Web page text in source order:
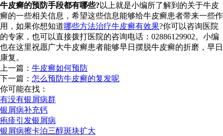
牛皮癣的预防手段都有哪些? 以上就是小编所了解到的关于牛皮
癣的一些相关信息，希望这些信息能够给牛皮癣患者带来一些作
用，如果你想知道哪些方法治疗牛皮癣有效果?你可以咨询医院
的专家，也可以直接拨打医院的咨询电话：02886129902。小编
也在这里祝愿广大牛皮癣患者能够早日摆脱牛皮癣的折磨，早日
康复。
上一篇： 牛皮癣如何预防
下一篇： 怎么预防牛皮癣的复发呢
你可能在找：
有没有银屑病群
银屑病补充钙
疱疹引发银屑病
银屑病擦卡泊三醇斑块扩大